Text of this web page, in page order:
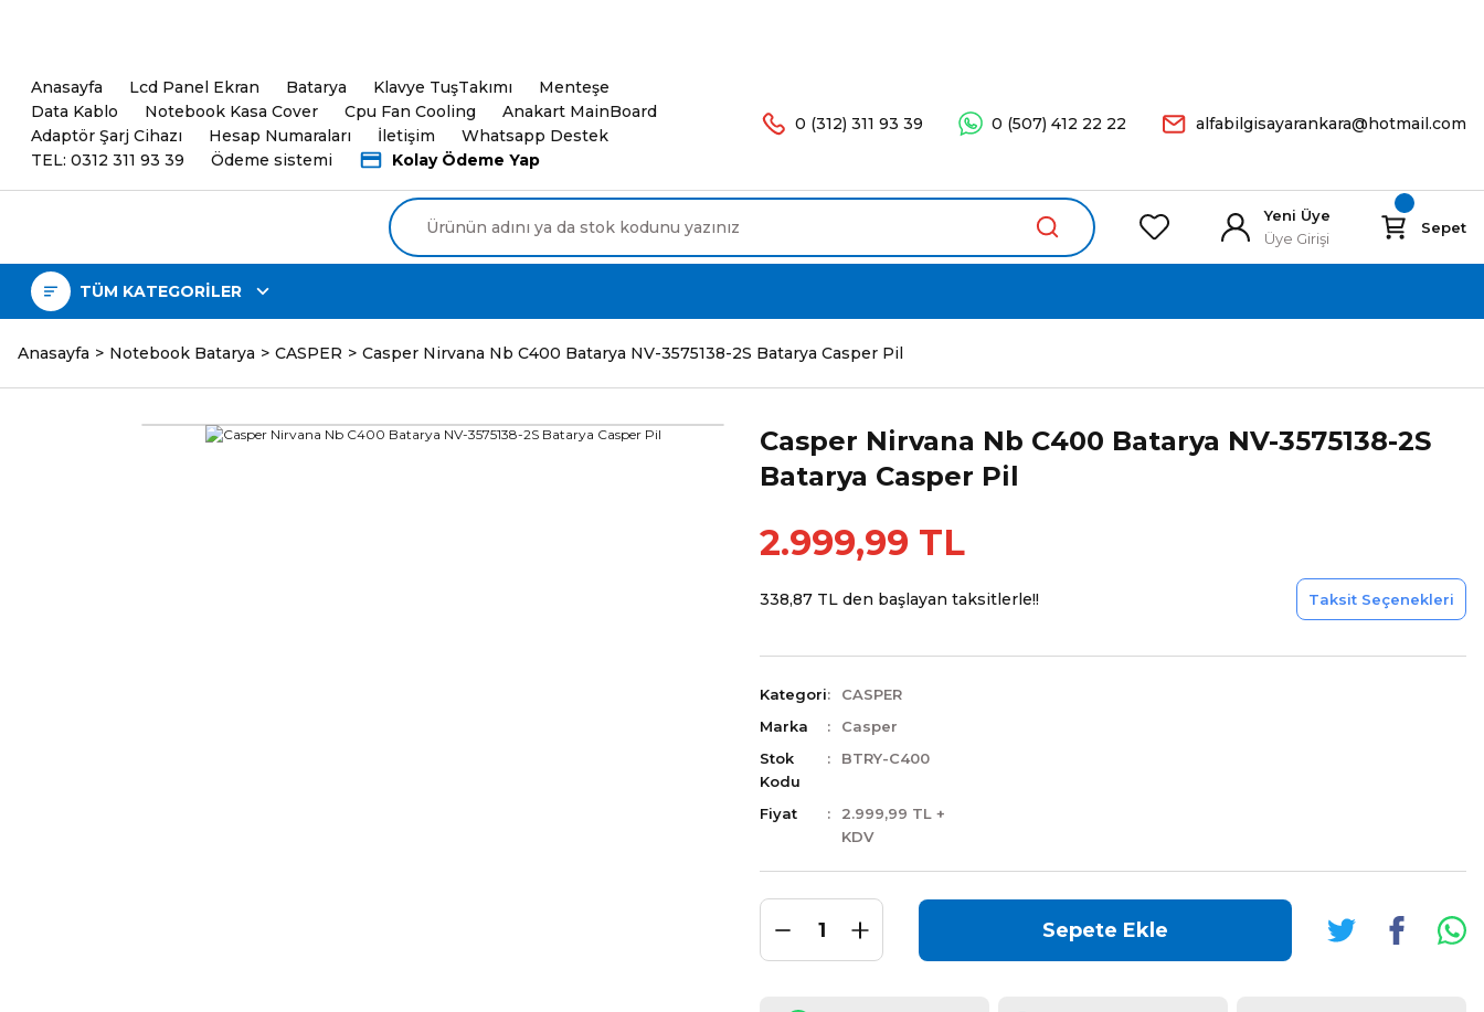
Anasayfa Lcd Panel Ekran Batarya Klavye TuşTakımı
Menteşe
Data Kablo
Notebook Kasa Cover Cpu Fan Cooling
Anakart MainBoard
Adaptör Şarj Cihazı
Hesap Numaraları İletişim
Whatsapp Destek
TEL: 0312 311 93 39
Ödeme sistemi Kolay Ödeme Yap
0 (312) 311 93 39 0 (507) 412 22 22 alfabilgisayarankara@hotmail.com
Yeni Üye
Üye Girişi
Sepet
TÜM KATEGORİLER
Anasayfa Notebook Batarya CASPER Casper Nirvana Nb C400 Batarya NV-3575138-2S Batarya Casper Pil
Casper Nirvana Nb C400 Batarya NV-3575138-2S
Batarya Casper Pil
2.999,99 TL
338,87 TL den başlayan taksitlerle!! Taksit Seçenekleri
Kategori
CASPER
Marka
Casper
Stok
Kodu
BTRY-C400
Fiyat
2.999,99 TL +
KDV
Sepete Ekle